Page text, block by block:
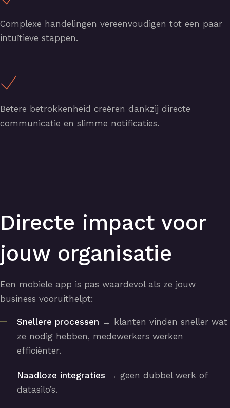
Complexe handelingen vereenvoudigen tot een paar
intuïtieve stappen.
Betere betrokkenheid creëren dankzij directe
communicatie en slimme notificaties.
Directe impact voor
jouw organisatie
Een mobiele app is pas waardevol als ze jouw
business vooruithelpt:
Snellere processen → klanten vinden sneller wat
ze nodig hebben, medewerkers werken
efficiënter.
Naadloze integraties → geen dubbel werk of
datasilo’s.